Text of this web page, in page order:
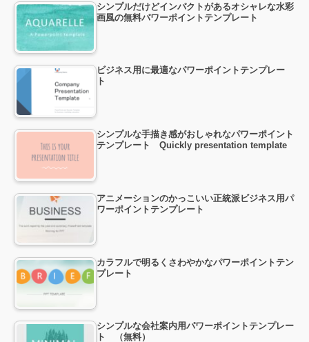
シンプルだけどインパクトがあるオシャレな水彩
画風の無料パワーポイントテンプレート
ビジネス用に最適なパワーポイントテンプレー
ト
シンプルな手描き感がおしゃれなパワーポイント
テンプレート Quickly presentation template
アニメーションのかっこいい正統派ビジネス用パ
ワーポイントテンプレート
カラフルで明るくさわやかなパワーポイントテン
プレート
シンプルな会社案内用パワーポイントテンプレー
ト （無料）